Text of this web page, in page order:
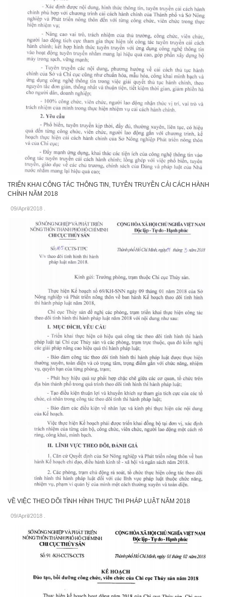
TRIỂN KHAI CÔNG TÁC THÔNG TIN, TUYÊN TRUYỀN CẢI CÁCH HÀNH
CHÍNH NĂM 2018
09/April/2018
VỀ VIỆC THEO DÕI TÌNH HÌNH THỰC THI PHÁP LUẬT NĂM 2018
09/April/2018